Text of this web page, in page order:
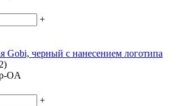
+
Gobi, черный с нанесением логотипа
OA
+